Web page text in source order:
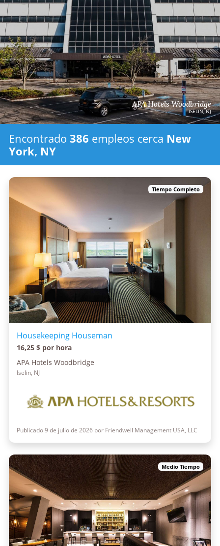
APA Hotels Woodbridge
ISELIN, NJ
Encontrado 386 empleos cerca New
York, NY
Tiempo Completo
Housekeeping Houseman
16,25 $ por hora
APA Hotels Woodbridge
Iselin, NJ
Publicado 9 de julio de 2026 por Friendwell Management USA, LLC
Medio Tiempo